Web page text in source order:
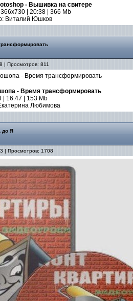
- Вышивка на свитере
| 20:38 | 366 Mb
Виталий Юшков
| Просмотров: 811
- Время трансформировать
| 16:47 | 153 Mb
Любимова
до Я
| Просмотров: 1708